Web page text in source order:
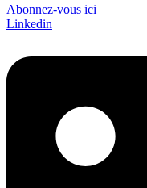
Abonnez-vous ici
Linkedin